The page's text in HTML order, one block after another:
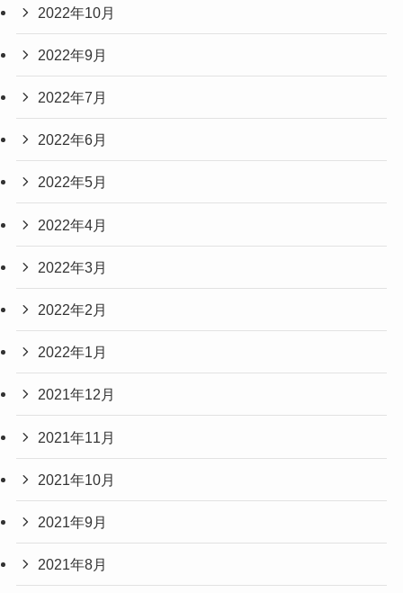
2022年10月
2022年9月
2022年7月
2022年6月
2022年5月
2022年4月
2022年3月
2022年2月
2022年1月
2021年12月
2021年11月
2021年10月
2021年9月
2021年8月